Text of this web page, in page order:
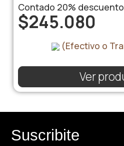
Contado 20% descuento
$245.080
(Efectivo o
Ver
Suscribite